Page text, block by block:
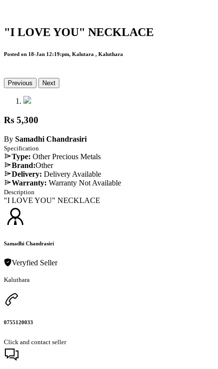
"I LOVE YOU" NECKLACE
Posted on 18-Jan 12:19:pm, Kalutara , Kaluthara
Previous Next
Rs 5,300
By Samadhi Chandrasiri
Specification
Type: Other Precious Metals
Brand:Other
Delivery: Delivery Available
Warranty: Warranty Not Available
Description
"I LOVE YOU" NECKLACE
Samadhi Chandrasiri
Veryfied Seller
Kaluthara
0755120033
Click and contact seller